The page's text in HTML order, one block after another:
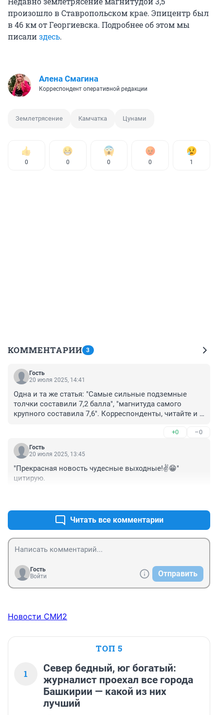
произошло в Ставропольском крае. Эпицентр был
в 46 км от Георгиевска. Подробнее об этом мы
писализдесь.
Алена Смагина
Корреспондент оперативной редакции
Землетрясение Камчатка Цунами
0 0 0 0 1
КОММЕНТАРИИ 3
Гость
20 июля 2025, 14:41
Одна и та же статья: "Самые сильные подземные
толчки составили 7,2 балла", "магнитуда самого
крупного составила 7,6". Корреспонденты, читайте и
+0 –0
Гость
20 июля 2025, 13:45
"Прекрасная новость чудесные выходные!✌️😁"
цитирую.
Читать все комментарии
Гость
Войти
Отправить
Новости СМИ2
ТОП 5
1
Север бедный, юг богатый:
журналист проехал все города
Башкирии — какой из них
лучший